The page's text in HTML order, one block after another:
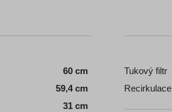
60 cm
59,4 cm
31 cm
Tukový filtr
Recirkulace